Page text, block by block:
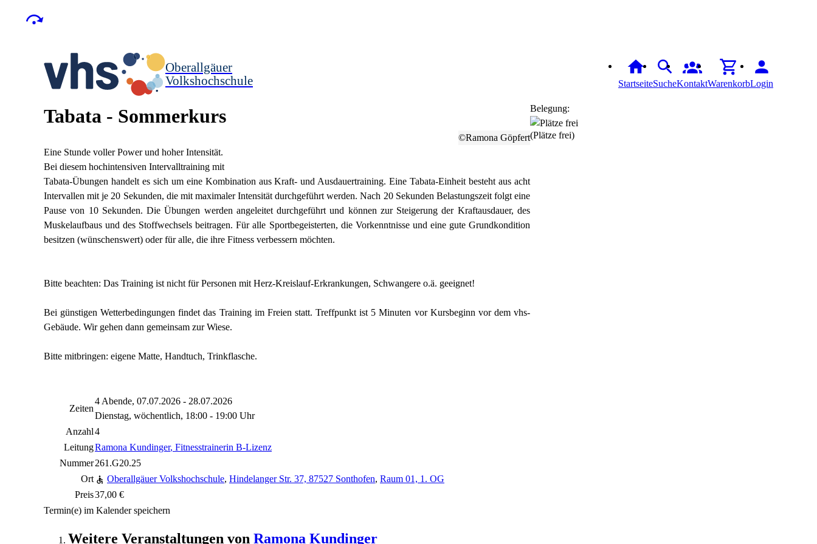
Oberallgäuer
Volkshochschule
StartseiteSucheKontaktWarenkorbLogin
Tabata - Sommerkurs
©Ramona Göpfert
Eine Stunde voller Power und hoher Intensität.
Bei diesem hochintensiven Intervalltraining mit
Tabata-Übungen handelt es sich um eine Kombination aus Kraft- und Ausdauertraining. Eine Tabata-Einheit besteht aus acht
Intervallen mit je 20 Sekunden, die mit maximaler Intensität durchgeführt werden. Nach 20 Sekunden Belastungszeit folgt eine
Pause von 10 Sekunden. Die Übungen werden angeleitet durchgeführt und können zur Steigerung der Kraftausdauer, des
Muskelaufbaus und des Stoffwechsels beitragen. Für alle Sportbegeisterten, die Vorkenntnisse und eine gute Grundkondition
besitzen (wünschenswert) oder für alle, die ihre Fitness verbessern möchten.
Bitte beachten: Das Training ist nicht für Personen mit Herz-Kreislauf-Erkrankungen, Schwangere o.ä. geeignet!
Bei günstigen Wetterbedingungen findet das Training im Freien statt. Treffpunkt ist 5 Minuten vor Kursbeginn vor dem vhs-
Gebäude. Wir gehen dann gemeinsam zur Wiese.
Bitte mitbringen: eigene Matte, Handtuch, Trinkflasche.
Zeiten
4 Abende, 07.07.2026 - 28.07.2026
Dienstag, wöchentlich, 18:00 - 19:00 Uhr
Anzahl4
LeitungRamona Kundinger, Fitnesstrainerin B-Lizenz
Nummer261.G20.25
Ort
Oberallgäuer Volkshochschule, Hindelanger Str. 37, 87527 Sonthofen, Raum 01, 1. OG
Preis37,00 €
Belegung:
(Plätze frei)
Termin(e) im Kalender speichern
Weitere Veranstaltungen von Ramona Kundinger